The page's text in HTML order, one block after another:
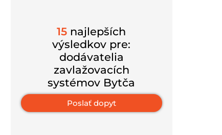
15 najlepších
výsledkov pre:
dodávatelia
zavlažovacích
systémov Bytča